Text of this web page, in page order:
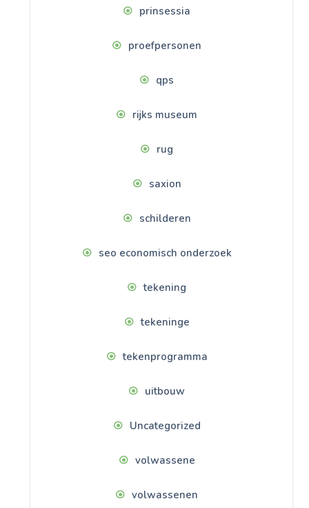
prinsessia
proefpersonen
qps
rijks museum
rug
saxion
schilderen
seo economisch onderzoek
tekening
tekeninge
tekenprogramma
uitbouw
Uncategorized
volwassene
volwassenen